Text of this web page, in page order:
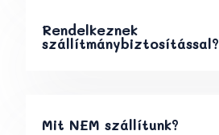
Rendelkeznek
szállítmánybiztosítással?
Mit NEM szállítunk?